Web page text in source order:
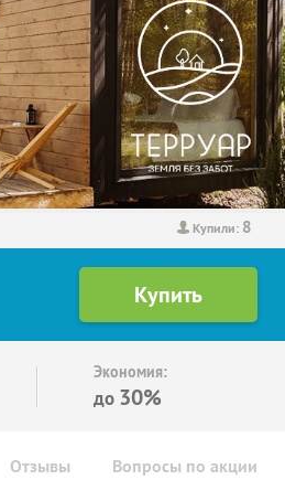
Купили: 8
Экономия:
до 30%
Отзывы Вопросы по акции